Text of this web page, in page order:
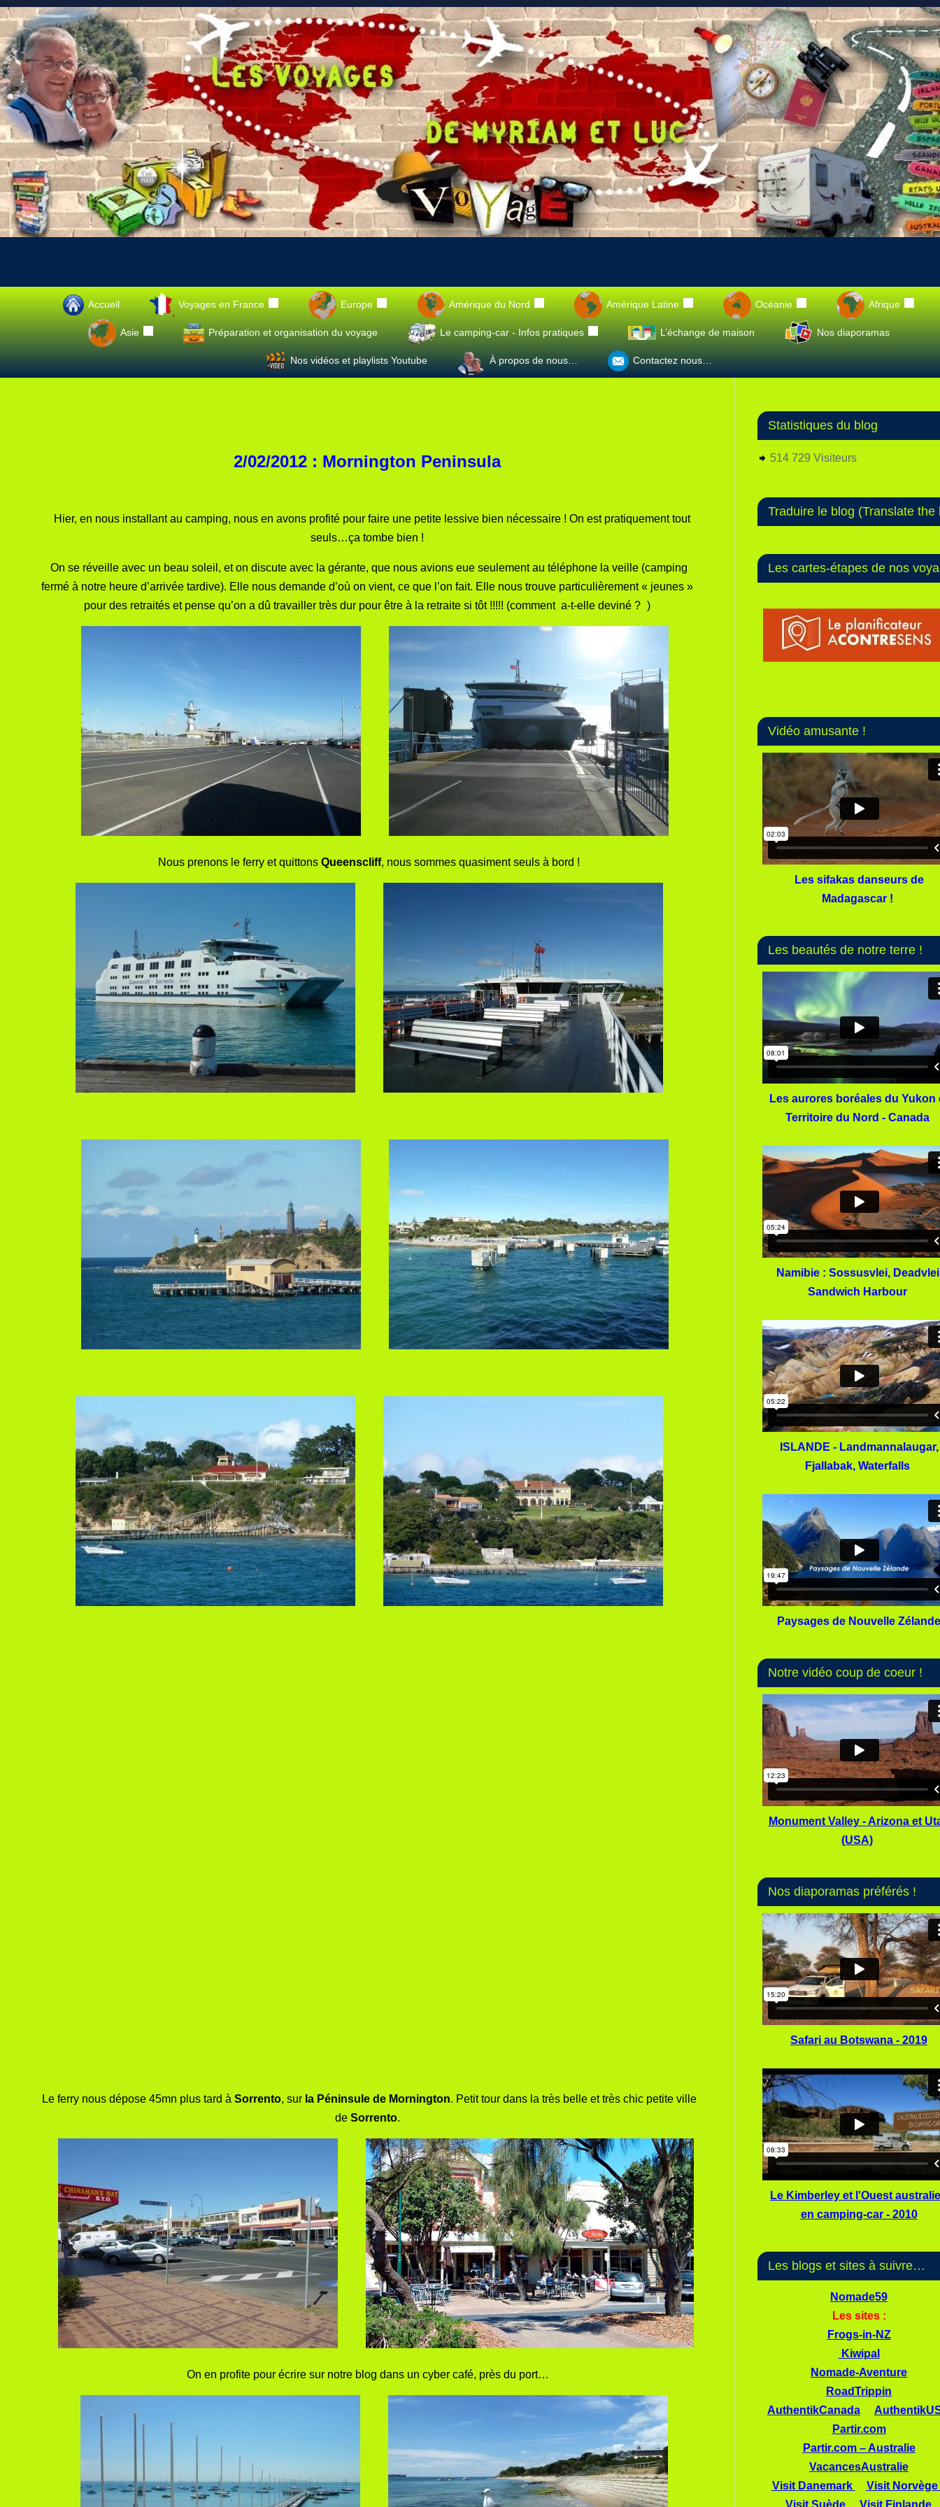
Accueil Voyages en France Europe Amérique du Nord Amérique Latine Océanie Afrique
Asie Préparation et organisation du voyage Le camping-car - Infos pratiques L’échange de maison Nos diaporamas
Nos vidéos et playlists Youtube À propos de nous… Contactez nous…
2/02/2012 : Mornington Peninsula
Hier, en nous installant au camping, nous en avons profité pour faire une petite lessive bien nécessaire ! On est pratiquement tout
seuls…ça tombe bien !
On se réveille avec un beau soleil, et on discute avec la gérante, que nous avions eue seulement au téléphone la veille (camping
fermé à notre heure d’arrivée tardive). Elle nous demande d’où on vient, ce que l’on fait. Elle nous trouve particulièrement « jeunes »
pour des retraités et pense qu’on a dû travailler très dur pour être à la retraite si tôt !!!!! (comment a-t-elle deviné ? )
Nous prenons le ferry et quittons Queenscliff, nous sommes quasiment seuls à bord !
Le ferry nous dépose 45mn plus tard à Sorrento, sur la Péninsule de Mornington. Petit tour dans la très belle et très chic petite ville
de Sorrento.
On en profite pour écrire sur notre blog dans un cyber café, près du port…
Statistiques du blog
514 729 Visiteurs
Traduire le blog (Translate the
Les cartes-étapes de nos
Vidéo amusante !
Les sifakas danseurs de
Madagascar !
Les beautés de notre terre !
Les aurores boréales du Yukon
Territoire du Nord - Canada
Namibie : Sossusvlei,
Sandwich Harbour
ISLANDE - Landmannalaugar,
Fjallabak, Waterfalls
Paysages de Nouvelle Zélande
Notre vidéo coup de coeur !
Monument Valley - Arizona et
(USA)
Nos diaporamas préférés !
Safari au Botswana - 2019
Le Kimberley et l'Ouest
en camping-car - 2010
Les blogs et sites à suivre…
Nomade59
Les sites :
Frogs-in-NZ
Kiwipal
Nomade-Aventure
RoadTrippin
AuthentikCanada
Partir.com
Partir.com – Australie
VacancesAustralie
Visit Danemark
Visit Norvège
Visit Suède
Visit Finlande